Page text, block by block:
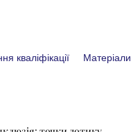
кваліфікації Матеріали